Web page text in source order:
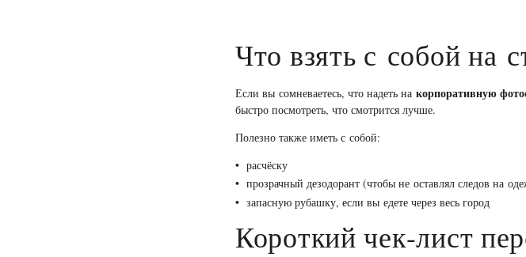
Что взять с собой на
Если вы сомневаетесь, что надеть на корпоративную
быстро посмотреть, что смотрится лучше.
Полезно также иметь с собой:
расчёску
прозрачный дезодорант (чтобы не оставлял следов на
запасную рубашку, если вы едете через весь город
Короткий чек-лист